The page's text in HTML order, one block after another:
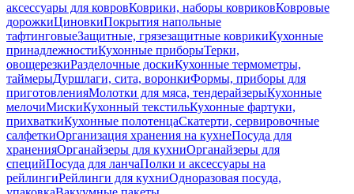
аксессуары для ковровКоврики, наборы ковриковКовровые
дорожкиЦиновкиПокрытия напольные
тафтинговыеЗащитные, грязезащитные коврикиКухонные
принадлежностиКухонные приборыТерки,
овощерезкиРазделочные доскиКухонные термометры,
таймерыДуршлаги, сита, воронкиФормы, приборы для
приготовленияМолотки для мяса, тендерайзерыКухонные
мелочиМискиКухонный текстильКухонные фартуки,
прихваткиКухонные полотенцаСкатерти, сервировочные
салфеткиОрганизация хранения на кухнеПосуда для
храненияОрганайзеры для кухниОрганайзеры для
специйПосуда для ланчаПолки и аксессуары на
рейлингиРейлинги для кухниОдноразовая посуда,